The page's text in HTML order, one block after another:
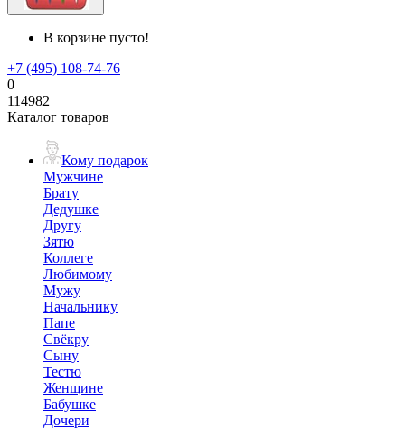
В корзине пусто!
+7 (495) 108-74-76
0
114982
Каталог товаров
Кому подарок
Мужчине
Брату
Дедушке
Другу
Зятю
Коллеге
Любимому
Мужу
Начальнику
Папе
Свёкру
Сыну
Тестю
Женщине
Бабушке
Дочери